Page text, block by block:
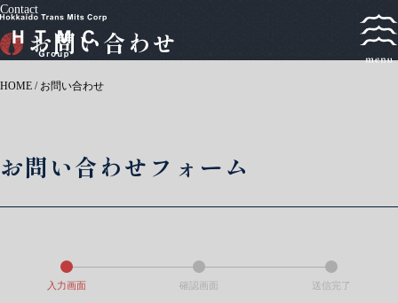
Contact
お問い合わせ
HOME / お問い合わせ
お問い合わせフォーム
入力画面 確認画面 送信完了